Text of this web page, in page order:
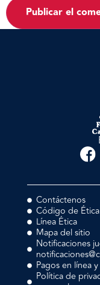
Contáctenos
Código de
Línea Ética
Mapa del sitio
Notificaciones
Pagos en línea y
Política de